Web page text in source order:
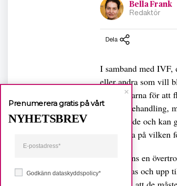
Bella Frank
Redaktör
Dela
I samband med
eller andra som vill
äggstockarna för
hormonbehandling,
påfrestande och
att ta reda på
– Det finns en
misslyckas och upp
Godkänn dataskyddspolicy*
Prenumerera gratis på vårt
NYHETSBREV